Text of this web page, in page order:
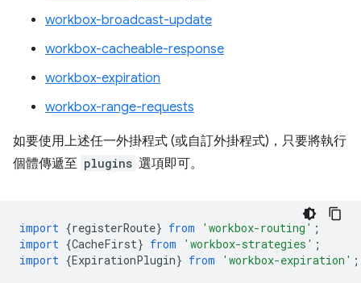
workbox-broadcast-update
workbox-cacheable-response
workbox-expiration
workbox-range-requests
如要使用上述任一外掛程式 (或自訂外掛程式)，只要將執行
個體傳遞至 plugins 選項即可。
import {registerRoute} from 'workbox-routing' ;
import {CacheFirst} from 'workbox-strategies' ;
import {ExpirationPlugin} from 'workbox-expiration' ;